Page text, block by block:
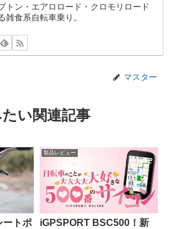
トン・エアロロード・クロモリロード
雑食系自転車乗り。
マスター
い関連記事
ートポ
製品レビュー
iGPSPORT BSC500！新